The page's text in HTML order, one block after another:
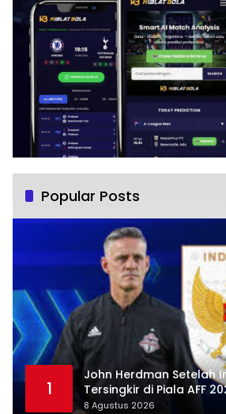
Popular Posts
1
John Herdman Setelah
Tersingkir di Piala AFF
Wasit, Mitchell Baker
8 Agustus 2026